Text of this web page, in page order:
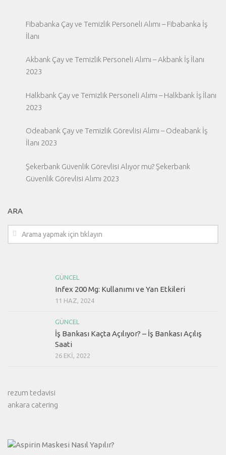
Fibabanka Çay ve Temizlik Personeli Alımı – Fibabanka İş
İlanı
Akbank Çay ve Temizlik Personeli Alımı – Akbank İş İlanı
2023
Halkbank Çay ve Temizlik Personeli Alımı – Halkbank İş İlanı
2023
Odeabank Çay ve Temizlik Görevlisi Alımı – Odeabank İş
İlanı 2023
Şekerbank Güvenlik Görevlisi Alıyor mu? Şekerbank
Güvenlik Görevlisi Alımı 2023
ARA
GÜNCEL
Infex 200 Mg: Kullanımı ve Yan Etkileri
11 HAZ, 2024
GÜNCEL
İş Bankası Kaçta Açılıyor? – İş Bankası Açılış
Saati
26 EKI, 2022
rezum tedavisi
ankara catering